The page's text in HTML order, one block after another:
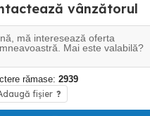
vânzătorul
rămase: 2939
fișier ?